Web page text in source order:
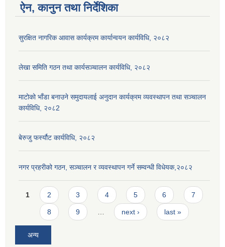
ऐन, कानुन तथा निर्देशिका
सुरक्षित नागरिक आवास कार्यक्रम कार्यान्वयन कार्यविधि, २०८२
लेखा समिति गठन तथा कार्यसञ्चालन कार्यविधि, २०८२
माटोको भाँडा बनाउने समुदायलाई अनुदान कार्यक्रम व्यवस्थापन तथा सञ्चालन
कार्यविधि, २०८2
बेरुजु फर्स्यौट कार्यविधि, २०८२
नगर प्रहरीको गठन, सञ्चालन र व्यवस्थापन गर्ने सम्वन्धी विधेयक,२०८२
Pages
1 2 3 4 5 6 7
8 9 next › last »
अन्य